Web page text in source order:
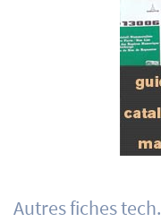
Autres fiches tech.